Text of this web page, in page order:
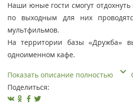
Наши юные гости смогут
по выходным для них
мультфильмов.
На территории базы «Дружба»
одноименном кафе.
Показать описание полностью
Поделиться: